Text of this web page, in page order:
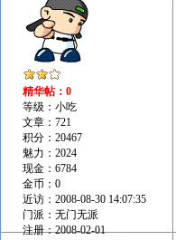
精华帖：0
等级：小吃
文章：721
积分：20467
魅力：2024
现金：6784
金币：0
近访：2008-08-30 14:07:35
门派：无门无派
注册：2008-02-01